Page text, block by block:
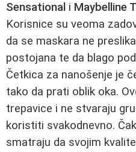
Sensational i Maybelline
Korisnice su veoma
da se maskara ne
postojana te da blago
Četkica za nanošenje je
tako da prati oblik oka.
trepavice i ne stvaraju
koristiti svakodnevno.
smatraju da svojim